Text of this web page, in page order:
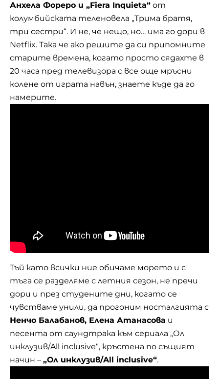
Анхела Фореро и „Fiera Inquieta“ от
колумбийската теленовела „Трима братя,
три сестри“. И не, че нещо, но… има го дори в
Netflix. Така че ако решите да си припомните
старите времена, когато просто сядахте в
20 часа пред телевизора с все още мръсни
колене от играта навън, знаете къде да го
намерите.
Тъй като всички ние обичаме морето и с
тъга се разделяме с летния сезон, не пречи
дори и през студените дни, когато се
чувстваме унили, да прогоним носталгията с
Ненчо Балабанов, Елена Атанасова и
песента от саундтрака към сериала „Ол
инклузив/All inclusive“, кръстена по същият
начин – „Ол инклузив/All inclusive“.